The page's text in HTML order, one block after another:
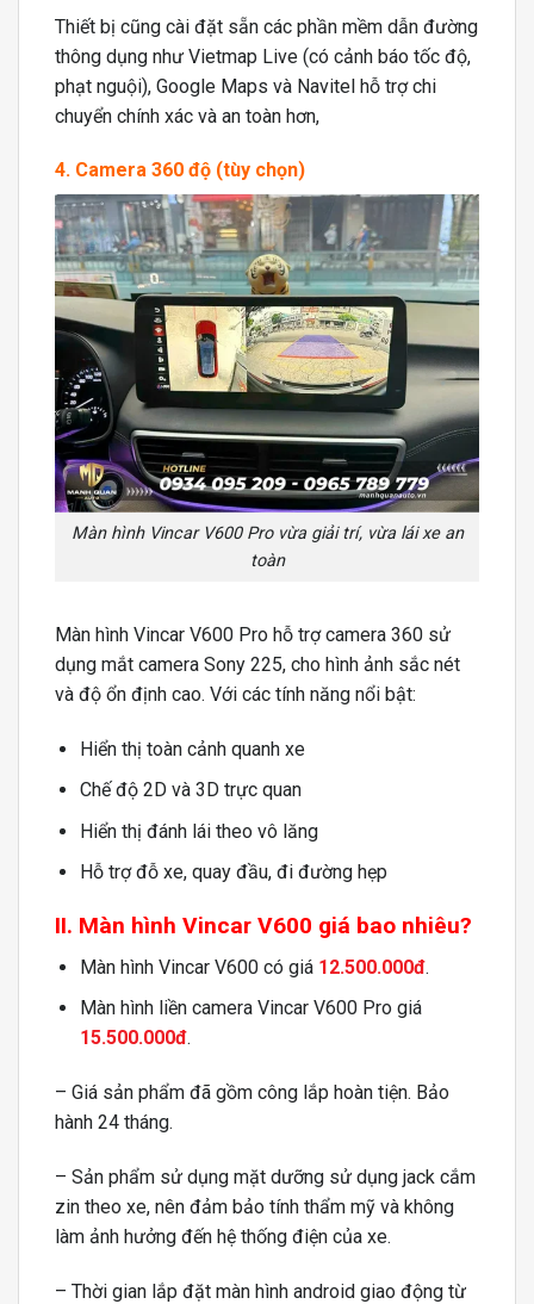
Thiết bị cũng cài đặt sẵn các phần mềm dẫn đường
thông dụng như Vietmap Live (có cảnh báo tốc độ,
phạt nguội), Google Maps và Navitel hỗ trợ chi
chuyển chính xác và an toàn hơn,
4. Camera 360 độ (tùy chọn)
Màn hình Vincar V600 Pro vừa giải trí, vừa lái xe an
toàn
Màn hình Vincar V600 Pro hỗ trợ camera 360 sử
dụng mắt camera Sony 225, cho hình ảnh sắc nét
và độ ổn định cao. Với các tính năng nổi bật:
Hiển thị toàn cảnh quanh xe
Chế độ 2D và 3D trực quan
Hiển thị đánh lái theo vô lăng
Hỗ trợ đỗ xe, quay đầu, đi đường hẹp
II. Màn hình Vincar V600 giá bao nhiêu?
Màn hình Vincar V600 có giá 12.500.000đ.
Màn hình liền camera Vincar V600 Pro giá
15.500.000đ.
– Giá sản phẩm đã gồm công lắp hoàn tiện. Bảo
hành 24 tháng.
– Sản phẩm sử dụng mặt dưỡng sử dụng jack cắm
zin theo xe, nên đảm bảo tính thẩm mỹ và không
làm ảnh hưởng đến hệ thống điện của xe.
– Thời gian lắp đặt màn hình android giao động từ